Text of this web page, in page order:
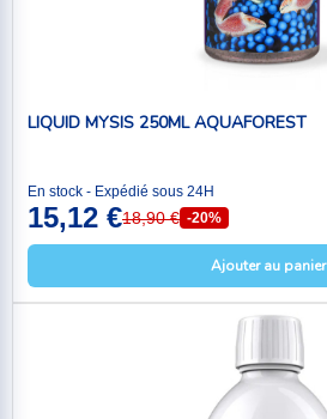
LIQUID MYSIS 250ML AQUAFOREST
En stock - Expédié sous 24H
15,12 €18,90 € -20%
Ajouter au panier